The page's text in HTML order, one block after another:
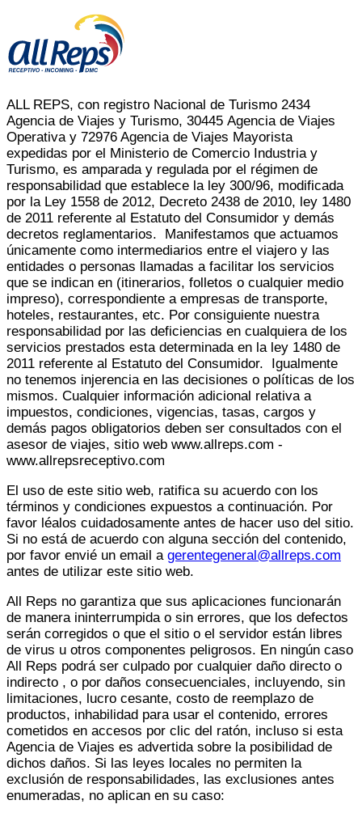
ALL REPS, con registro Nacional de Turismo 2434
Agencia de Viajes y Turismo, 30445 Agencia de Viajes
Operativa y 72976 Agencia de Viajes Mayorista
expedidas por el Ministerio de Comercio Industria y
Turismo, es amparada y regulada por el régimen de
responsabilidad que establece la ley 300/96, modificada
por la Ley 1558 de 2012, Decreto 2438 de 2010, ley 1480
de 2011 referente al Estatuto del Consumidor y demás
decretos reglamentarios. Manifestamos que actuamos
únicamente como intermediarios entre el viajero y las
entidades o personas llamadas a facilitar los servicios
que se indican en (itinerarios, folletos o cualquier medio
impreso), correspondiente a empresas de transporte,
hoteles, restaurantes, etc. Por consiguiente nuestra
responsabilidad por las deficiencias en cualquiera de los
servicios prestados esta determinada en la ley 1480 de
2011 referente al Estatuto del Consumidor. Igualmente
no tenemos injerencia en las decisiones o políticas de los
mismos. Cualquier información adicional relativa a
impuestos, condiciones, vigencias, tasas, cargos y
demás pagos obligatorios deben ser consultados con el
asesor de viajes, sitio web www.allreps.com -
www.allrepsreceptivo.com
El uso de este sitio web, ratifica su acuerdo con los
términos y condiciones expuestos a continuación. Por
favor léalos cuidadosamente antes de hacer uso del sitio.
Si no está de acuerdo con alguna sección del contenido,
por favor envié un email a gerentegeneral@allreps.com
antes de utilizar este sitio web.
All Reps no garantiza que sus aplicaciones funcionarán
de manera ininterrumpida o sin errores, que los defectos
serán corregidos o que el sitio o el servidor están libres
de virus u otros componentes peligrosos. En ningún caso
All Reps podrá ser culpado por cualquier daño directo o
indirecto , o por daños consecuenciales, incluyendo, sin
limitaciones, lucro cesante, costo de reemplazo de
productos, inhabilidad para usar el contenido, errores
cometidos en accesos por clic del ratón, incluso si esta
Agencia de Viajes es advertida sobre la posibilidad de
dichos daños. Si las leyes locales no permiten la
exclusión de responsabilidades, las exclusiones antes
enumeradas, no aplican en su caso: